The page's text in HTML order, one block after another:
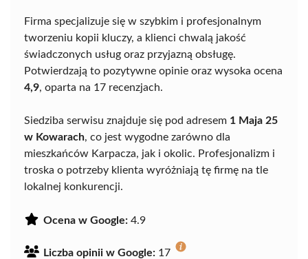
Firma specjalizuje się w szybkim i profesjonalnym
tworzeniu kopii kluczy, a klienci chwalą jakość
świadczonych usług oraz przyjazną obsługę.
Potwierdzają to pozytywne opinie oraz wysoka ocena
4,9, oparta na 17 recenzjach.
Siedziba serwisu znajduje się pod adresem 1 Maja 25
w Kowarach, co jest wygodne zarówno dla
mieszkańców Karpacza, jak i okolic. Profesjonalizm i
troska o potrzeby klienta wyróżniają tę firmę na tle
lokalnej konkurencji.
Ocena w Google: 4.9
Liczba opinii w Google: 17